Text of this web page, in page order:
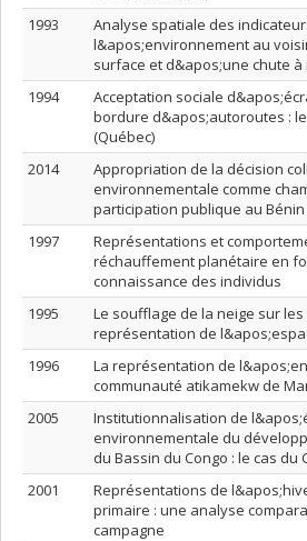
1993
Analyse spatiale des
l&apos;environnement au
surface et d&apos;une chute à
1994
Acceptation sociale
bordure d&apos;autoroutes :
(Québec)
2014
Appropriation de la décision
environnementale comme
participation publique au Bénin
1997
Représentations et
réchauffement planétaire en
connaissance des individus
1995
Le soufflage de la neige sur
représentation de
1996
La représentation de
communauté atikamekw de
2005
Institutionnalisation de
environnementale du
du Bassin du Congo : le cas du
2001
Représentations de
primaire : une analyse
campagne